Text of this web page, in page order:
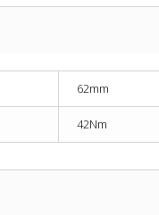
62mm
42Nm